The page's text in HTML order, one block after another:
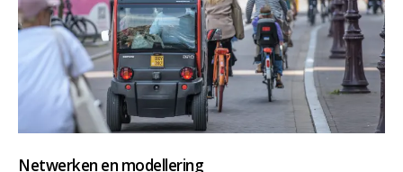
Netwerken en modellering